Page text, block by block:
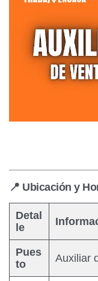
📍 Ubicación y
Detal
le
Pues
to
Auxiliar